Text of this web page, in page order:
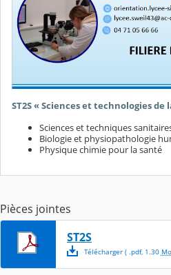
ST2S « Sciences et technologies
Sciences et techniques
Biologie et physiopathologie
Physique chimie pour la santé
Pièces jointes
ST2S
Télécharger( .pdf, 1.30 Mo